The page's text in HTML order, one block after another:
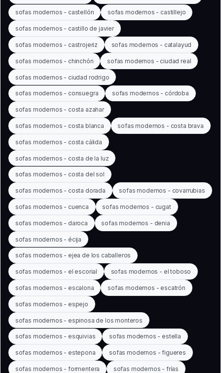
sofas modernos - castellón sofas modernos - castillejo
sofas modernos - castillo de javier
sofas modernos - castrojeriz sofas modernos - catalayud
sofas modernos - chinchón sofas modernos - ciudad real
sofas modernos - ciudad rodrigo
sofas modernos - consuegra sofas modernos - córdoba
sofas modernos - costa azahar
sofas modernos - costa blanca sofas modernos - costa brava
sofas modernos - costa cálida
sofas modernos - costa de la luz
sofas modernos - costa del sol
sofas modernos - costa dorada sofas modernos - covarrubias
sofas modernos - cuenca sofas modernos - cugat
sofas modernos - daroca sofas modernos - denia
sofas modernos - écija
sofas modernos - ejea de los caballeros
sofas modernos - el escorial sofas modernos - el toboso
sofas modernos - escalona sofas modernos - escatrón
sofas modernos - espejo
sofas modernos - espinosa de los monteros
sofas modernos - esquivias sofas modernos - estella
sofas modernos - estepona sofas modernos - figueres
sofas modernos - formentera sofas modernos - frías